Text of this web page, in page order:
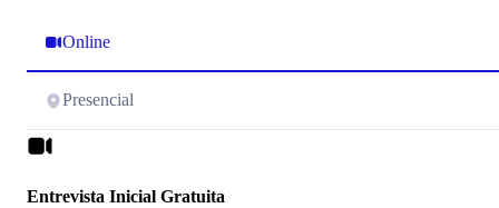
Online
Presencial
Entrevista Inicial Gratuita